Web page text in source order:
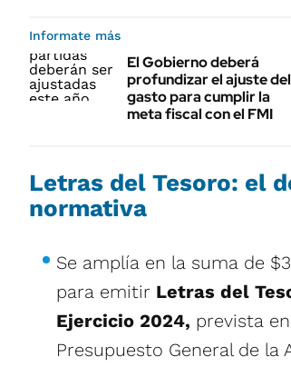
Informate más
El Gobierno deberá
profundizar el ajuste del
gasto para cumplir la
meta fiscal con el FMI
Letras del Tesoro: el
normativa
Se amplía en la suma de
para emitir Letras del
Ejercicio 2024, prevista
Presupuesto General de